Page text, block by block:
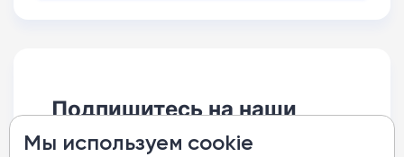
Подпишитесь на наши
новости:
Мы используем cookie